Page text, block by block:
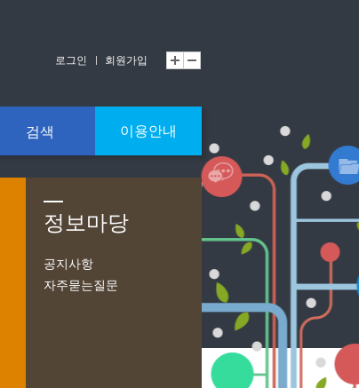
로그인 회원가입
검색 이용안내
정보마당
공지사항
자주묻는질문